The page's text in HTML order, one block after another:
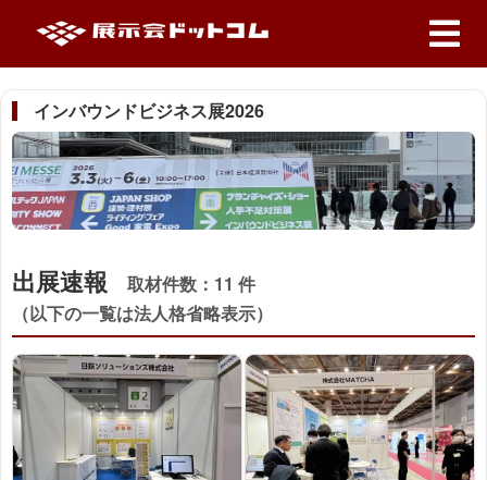
インバウンドビジネス展2026
出展速報 取材件数： 11 件
（以下の一覧は法人格省略表示）